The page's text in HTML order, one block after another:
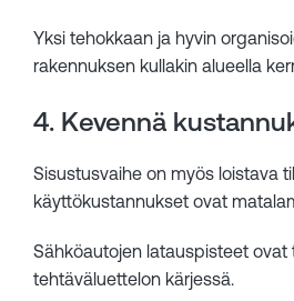
Yksi tehokkaan ja hyvin
rakennuksen kullakin alueella
4. Kevennä
Sisustusvaihe on myös loistava
käyttökustannukset ovat
Sähköautojen latauspisteet ovat
tehtäväluettelon kärjessä.